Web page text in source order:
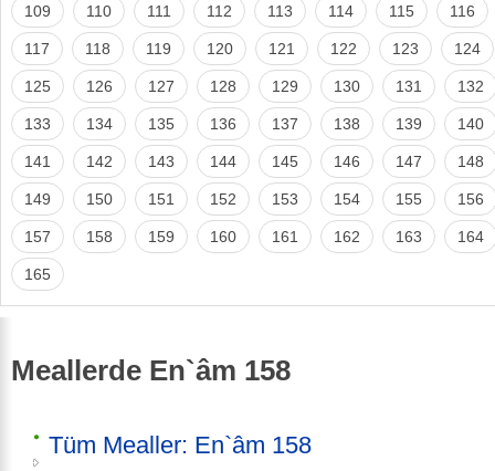
109 110 111 112 113 114 115 116
117 118 119 120 121 122 123 124
125 126 127 128 129 130 131 132
133 134 135 136 137 138 139 140
141 142 143 144 145 146 147 148
149 150 151 152 153 154 155 156
157 158 159 160 161 162 163 164
165
Meallerde En`âm 158
Tüm Mealler: En`âm 158